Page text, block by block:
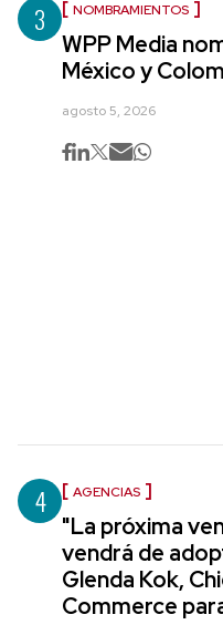
3 NOMBRAMIENTOS
WPP Media
México y
agosto 5, 2026
4 AGENCIAS
"La próxima
vendrá de
Glenda Kok,
Commerce